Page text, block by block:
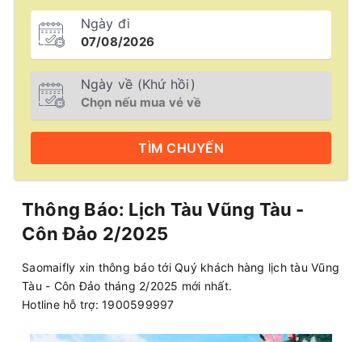
Ngày đi
Ngày về (Khứ hồi)
TÌM CHUYẾN
Thông Báo: Lịch Tàu Vũng Tàu -
Côn Đảo 2/2025
Saomaifly xin thông báo tới Quý khách hàng lịch tàu Vũng
Tàu - Côn Đảo tháng 2/2025 mới nhất.
Hotline hỗ trợ: 1900599997